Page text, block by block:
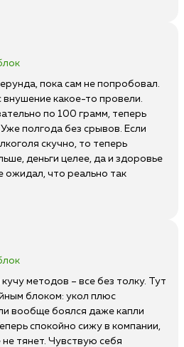
пока сам не попробовал.
внушение какое-то провели.
по 100 грамм, теперь
полгода без срывов. Если
скучно, то теперь
деньги целее, да и здоровье
что реально так
методов – все без толку. Тут
блоком: укол плюс
вообще боялся даже капли
спокойно сижу в компании,
тянет. Чувствую себя